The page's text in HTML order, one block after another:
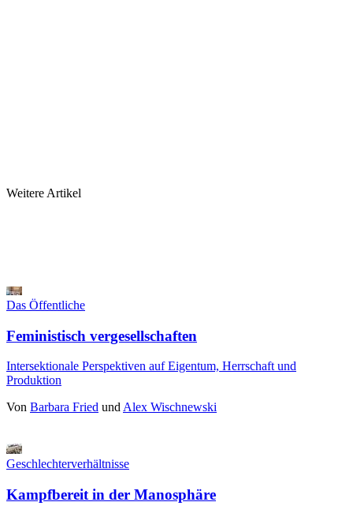
Weitere Artikel
Das Öffentliche
Feministisch vergesellschaften
Intersektionale Perspektiven auf Eigentum, Herrschaft und
Produktion
Von Barbara Fried und Alex Wischnewski
Geschlechterverhältnisse
Kampfbereit in der Manosphäre